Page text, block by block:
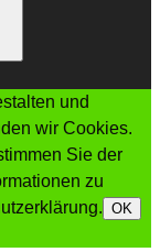
und
wir Cookies.
Sie der
zu
OK